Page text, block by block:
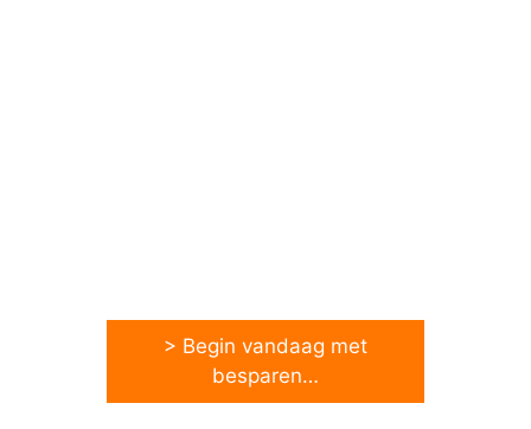
> Begin vandaag met
besparen…